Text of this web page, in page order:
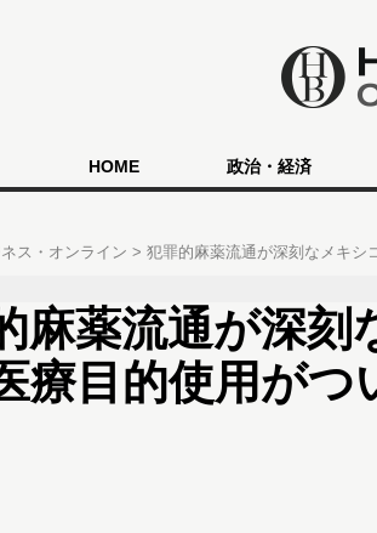
HOME 政治・経済
ス・オンライン 犯罪的麻薬流通が深刻なメキシ
麻薬流通が深刻
療目的使用がつ